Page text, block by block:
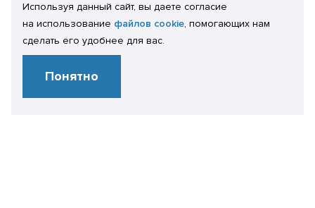
Используя данный сайт, вы даете согласие
на использование файлов cookie, помогающих нам
сделать его удобнее для вас.
Понятно